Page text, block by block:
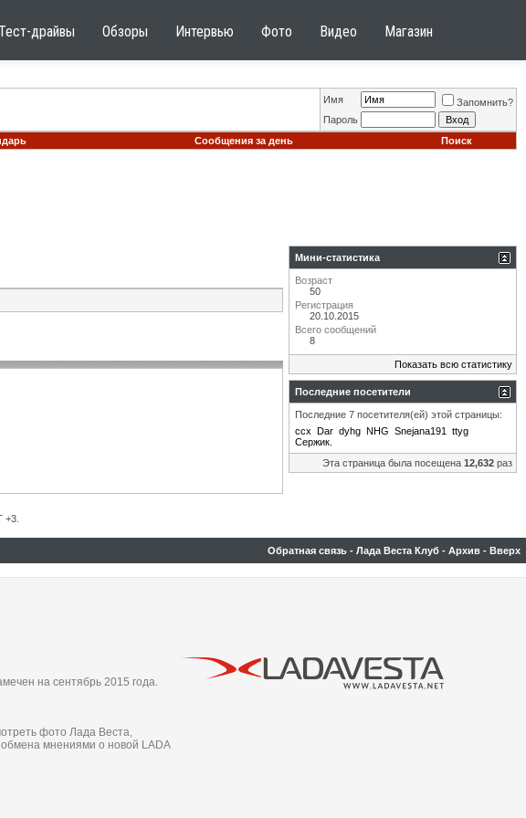
драйвы Обзоры Интервью Фото Видео Магазин
Имя
Запомнить?
Пароль
Сообщения за день Поиск
Мини-статистика
Возраст
50
Регистрация
20.10.2015
Всего сообщений
8
Показать всю статистику
Последние посетители
Последние 7 посетителя(ей) этой страницы:
ccx Dar dyhg NHG Snejana191
ttyg
Сержик.
Эта страница была посещена 12,632 раз
+3.
Обратная связь - Лада Веста Клуб - Архив - Вверх
на сентябрь 2015 года.
фото Лада Веста,
обмена мнениями о новой LADA